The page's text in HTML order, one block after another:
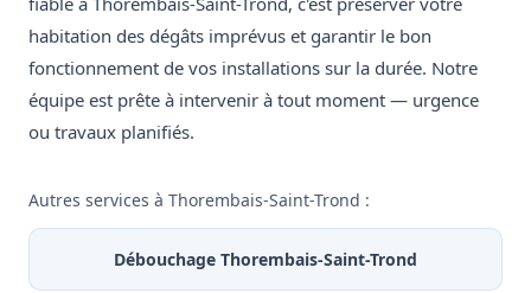
habitation des dégâts imprévus et garantir le bon
fonctionnement de vos installations sur la durée. Notre
équipe est prête à intervenir à tout moment — urgence
ou travaux planifiés.
Autres services à Thorembais-Saint-Trond :
Débouchage Thorembais-Saint-Trond